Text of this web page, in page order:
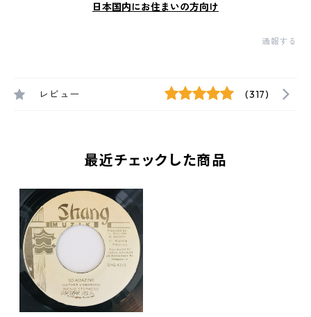
日本国内にお住まいの方向け
通報する
レビュー (317)
最近チェックした商品